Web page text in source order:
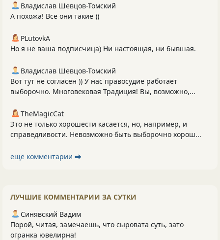
Владислав Шевцов-Томский
А похожа! Все они такие ))
PLutоvkА
Но я не ваша подписчица) Ни настоящая, ни бывшая.
Владислав Шевцов-Томский
Вот тут не согласен )) У нас правосудие работает
выборочно. Многовековая Традиция! Вы, возможно,...
TheMagicCat
Это не только хорошести касается, но, например, и
справедливости. Невозможно быть выборочно хорош...
ещё комментарии ⮕
ЛУЧШИЕ КОММЕНТАРИИ ЗА СУТКИ
Синявский Вадим
Порой, читая, замечаешь, что сыровата суть, зато
огранка ювелирна!